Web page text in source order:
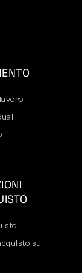
su